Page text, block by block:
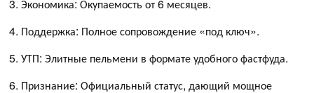
Экономика: Окупаемость от 6 месяцев.
Поддержка: Полное сопровождение «под ключ».
УТП: Элитные пельмени в формате удобного фастфуда.
Признание: Официальный статус, дающий мощное